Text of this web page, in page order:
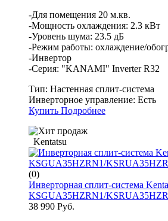
-Для помещения 20 м.кв.
-Мощность охлаждения: 2.3 кВт
-Уровень шума: 23.5 дБ
-Режим работы: охлаждение/
-Инвертор
-Серия: "KANAMI" Inverter R32
Тип: Настенная сплит-система
Инверторное управление: Есть
Купить Подробнее
Kentatsu
(0)
Инверторная сплит-система
KSGUA35HZRN1/
38 990 Руб.